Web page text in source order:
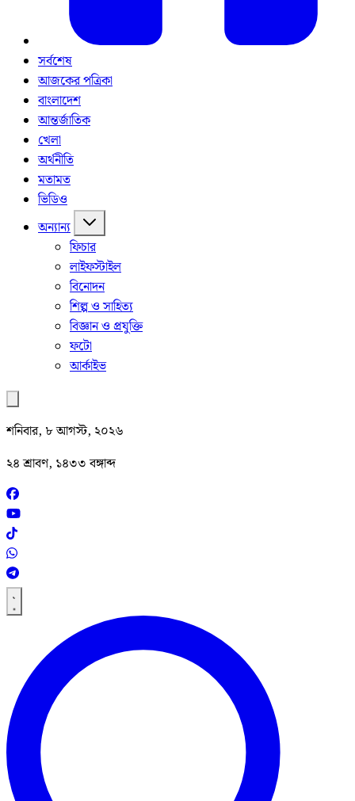
সর্বশেষ
আজকের পত্রিকা
বাংলাদেশ
আন্তর্জাতিক
খেলা
অর্থনীতি
মতামত
ভিডিও
অন্যান্য
ফিচার
লাইফস্টাইল
বিনোদন
শিল্প ও সাহিত্য
বিজ্ঞান ও প্রযুক্তি
ফটো
আর্কাইভ
শনিবার, ৮ আগস্ট, ২০২৬
২৪ শ্রাবণ, ১৪৩৩ বঙ্গাব্দ